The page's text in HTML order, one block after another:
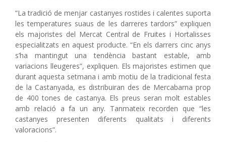
“La tradició de menjar castanyes rostides i calentes suporta
les temperatures suaus de les darreres tardors” expliquen
els majoristes del Mercat Central de Fruites i Hortalisses
especialitzats en aquest producte. “En els darrers cinc anys
s’ha mantingut una tendència bastant estable, amb
variacions lleugeres”, expliquen. Els majoristes estimen que
durant aquesta setmana i amb motiu de la tradicional festa
de la Castanyada, es distribuiran des de Mercabarna prop
de 400 tones de castanya. Els preus seran molt estables
amb relació a fa un any. Tanmateix recorden que “les
castanyes presenten diferents qualitats i diferents
valoracions”.